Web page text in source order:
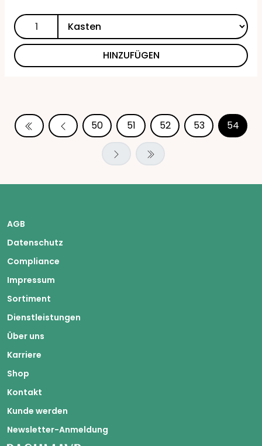
HINZUFÜGEN
50 51 52 53 54
AGB
Datenschutz
Compliance
Impressum
Sortiment
Dienstleistungen
Über uns
Karriere
Shop
Kontakt
Kunde werden
Newsletter-Anmeldung